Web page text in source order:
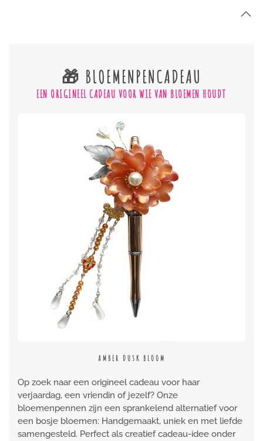
🎁 BLOEMENPENCADEAU
EEN ORIGINEEL CADEAU VOOR WIE VAN BLOEMEN HOUDT
GOLDEN BLOOM LUXE
Op zoek naar een origineel cadeau voor haar
verjaardag, een vriendin of jezelf? Onze
bloemenpennen zijn een sprankelend alternatief voor
een bosje bloemen: Handgemaakt, uniek en met liefde
samengesteld. Perfect als creatief cadeau-idee onder